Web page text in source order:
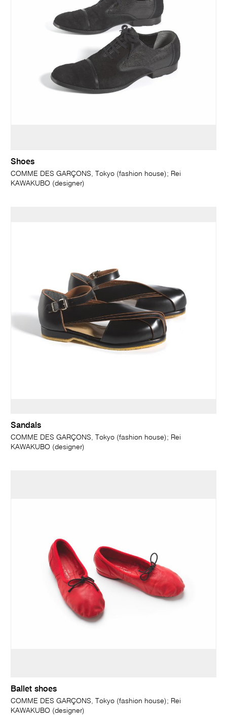
Shoes
COMME DES GARÇONS, Tokyo (fashion house); Rei
KAWAKUBO (designer)
Sandals
COMME DES GARÇONS, Tokyo (fashion house); Rei
KAWAKUBO (designer)
Ballet shoes
COMME DES GARÇONS, Tokyo (fashion house); Rei
KAWAKUBO (designer)